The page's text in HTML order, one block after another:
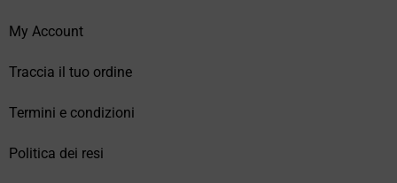
My Account
Traccia il tuo ordine
Termini e condizioni
Politica dei resi